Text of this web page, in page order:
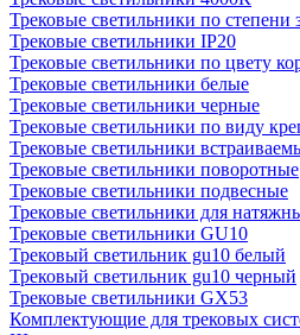
Трековые светильники по степени
Трековые светильники IP20
Трековые светильники по цвету
Трековые светильники белые
Трековые светильники черные
Трековые светильники по виду
Трековые светильники
Трековые светильники поворотные
Трековые светильники подвесные
Трековые светильники для
Трековые светильники GU10
Трековый светильник gu10 белый
Трековый светильник gu10 черный
Трековые светильники GX53
Комплектующие для трековых